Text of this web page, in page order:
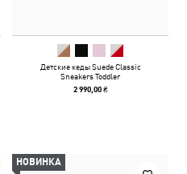
Детские кеды Suede Classic
Sneakers Toddler
2 990,00 ₴
НОВИНКА